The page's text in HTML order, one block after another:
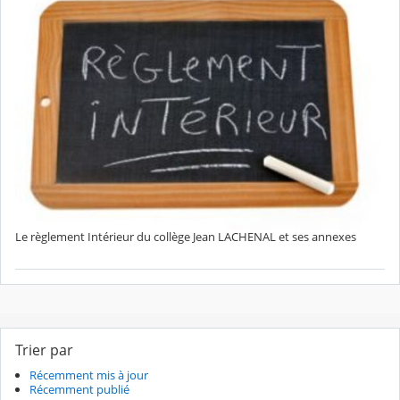
Le règlement Intérieur du collège Jean LACHENAL et ses annexes
Trier par
Récemment mis à jour
Récemment publié